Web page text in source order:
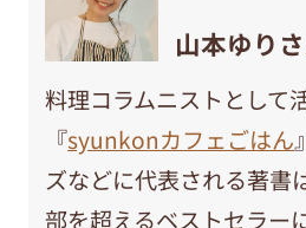
山本ゆり
料理コラムニストとして
『syunkonカフェごはん
ズなどに代表される著書
部を超えるベストセラー